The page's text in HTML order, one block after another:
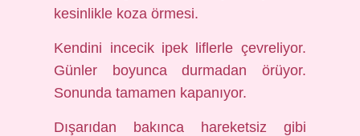
kesinlikle koza örmesi.
Kendini incecik ipek liflerle çevreliyor.
Günler boyunca durmadan örüyor.
Sonunda tamamen kapanıyor.
Dışarıdan bakınca hareketsiz gibi